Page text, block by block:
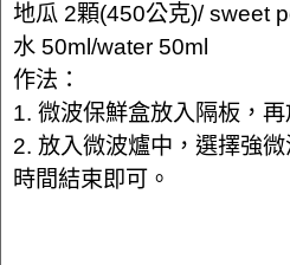
地瓜 2顆(450公克)/ sweet
水 50ml/water 50ml
作法：
1. 微波保鮮盒放入隔板，
2. 放入微波爐中，選擇強
時間結束即可。